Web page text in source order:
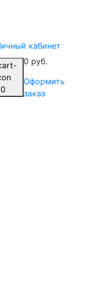
кабинет
0
0 руб.
Оформить
заказ